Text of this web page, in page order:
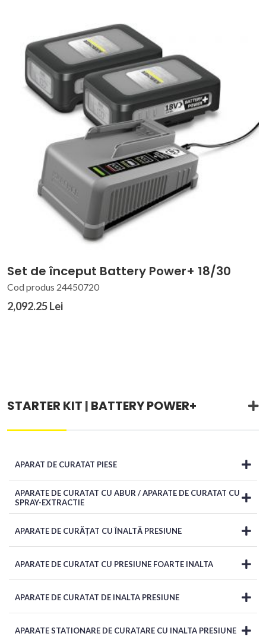
Set de început Battery Power+ 18/30
Cod produs 24450720
2,092.25 Lei
STARTER KIT | BATTERY POWER+
APARAT DE CURATAT PIESE
APARATE DE CURATAT CU ABUR / APARATE DE CURATAT CU
SPRAY-EXTRACTIE
APARATE DE CURĂȚAT CU ÎNALTĂ PRESIUNE
APARATE DE CURATAT CU PRESIUNE FOARTE INALTA
APARATE DE CURATAT DE INALTA PRESIUNE
APARATE STATIONARE DE CURATARE CU INALTA PRESIUNE